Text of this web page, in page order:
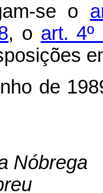
se o
, o art.
de
Nóbrega